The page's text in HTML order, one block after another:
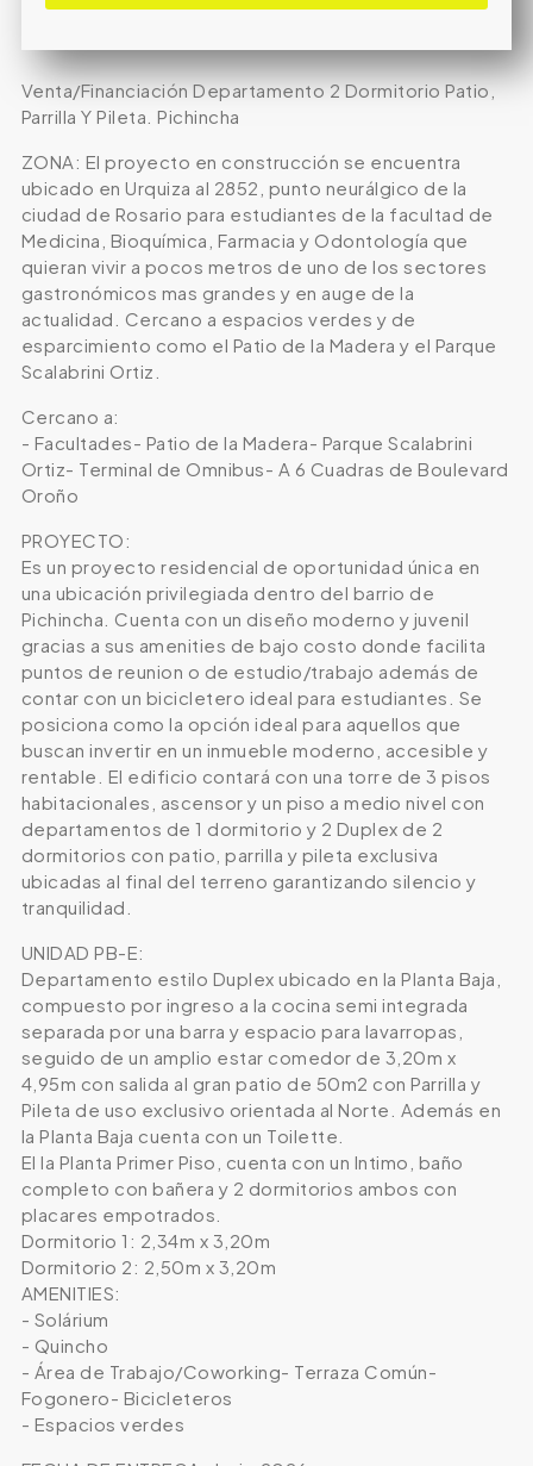
Venta/Financiación Departamento 2 Dormitorio Patio,
Parrilla Y Pileta. Pichincha
ZONA: El proyecto en construcción se encuentra
ubicado en Urquiza al 2852, punto neurálgico de la
ciudad de Rosario para estudiantes de la facultad de
Medicina, Bioquímica, Farmacia y Odontología que
quieran vivir a pocos metros de uno de los sectores
gastronómicos mas grandes y en auge de la
actualidad. Cercano a espacios verdes y de
esparcimiento como el Patio de la Madera y el Parque
Scalabrini Ortiz.
Cercano a:
- Facultades- Patio de la Madera- Parque Scalabrini
Ortiz- Terminal de Omnibus- A 6 Cuadras de Boulevard
Oroño
PROYECTO:
Es un proyecto residencial de oportunidad única en
una ubicación privilegiada dentro del barrio de
Pichincha. Cuenta con un diseño moderno y juvenil
gracias a sus amenities de bajo costo donde facilita
puntos de reunion o de estudio/trabajo además de
contar con un bicicletero ideal para estudiantes. Se
posiciona como la opción ideal para aquellos que
buscan invertir en un inmueble moderno, accesible y
rentable. El edificio contará con una torre de 3 pisos
habitacionales, ascensor y un piso a medio nivel con
departamentos de 1 dormitorio y 2 Duplex de 2
dormitorios con patio, parrilla y pileta exclusiva
ubicadas al final del terreno garantizando silencio y
tranquilidad.
UNIDAD PB-E:
Departamento estilo Duplex ubicado en la Planta Baja,
compuesto por ingreso a la cocina semi integrada
separada por una barra y espacio para lavarropas,
seguido de un amplio estar comedor de 3,20m x
4,95m con salida al gran patio de 50m2 con Parrilla y
Pileta de uso exclusivo orientada al Norte. Además en
la Planta Baja cuenta con un Toilette.
El la Planta Primer Piso, cuenta con un Intimo, baño
completo con bañera y 2 dormitorios ambos con
placares empotrados.
Dormitorio 1: 2,34m x 3,20m
Dormitorio 2: 2,50m x 3,20m
AMENITIES:
- Solárium
- Quincho
- Área de Trabajo/Coworking- Terraza Común-
Fogonero- Bicicleteros
- Espacios verdes